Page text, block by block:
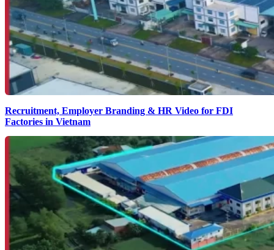
Recruitment, Employer Branding & HR Video for FDI
Factories in Vietnam